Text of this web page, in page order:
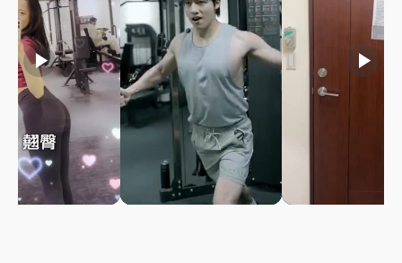
play_arrow play_arrow play_arrow